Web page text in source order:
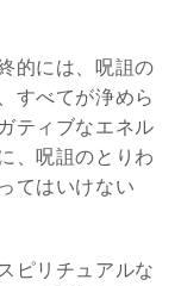
的には、呪詛の
すべてが浄めら
ティブなエネル
、呪詛のとりわ
てはいけない
ピリチュアルな